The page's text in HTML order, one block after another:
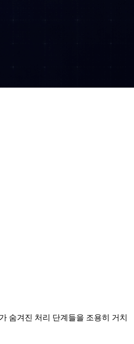
숨겨진 처리 단계들을 조용히 거치